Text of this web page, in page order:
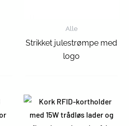
Alle
Strikket julestrømpe med
logo